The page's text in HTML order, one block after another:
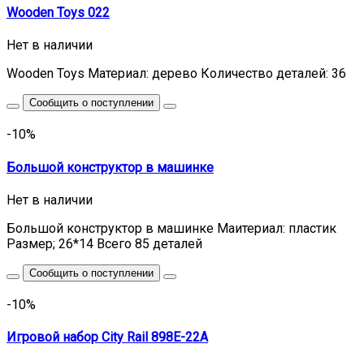
Wooden Toys 022
Нет в наличии
Wooden Toys Материал: дерево Количество деталей: 36
Сообщить о поступлении
-10%
Большой конструктор в машинке
Нет в наличии
Большой конструктор в машинке Маитериал: пластик
Размер; 26*14 Всего 85 деталей
Сообщить о поступлении
-10%
Игровой набор City Rail 898E-22A